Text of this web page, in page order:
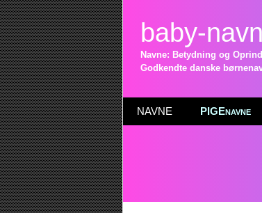
baby-
Navne: Betydning og
Godkendte danske
NAVNE PIGEnavne